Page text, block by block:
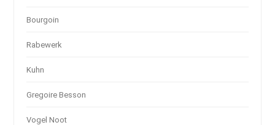
Bourgoin
Rabewerk
Kuhn
Gregoire Besson
Vogel Noot